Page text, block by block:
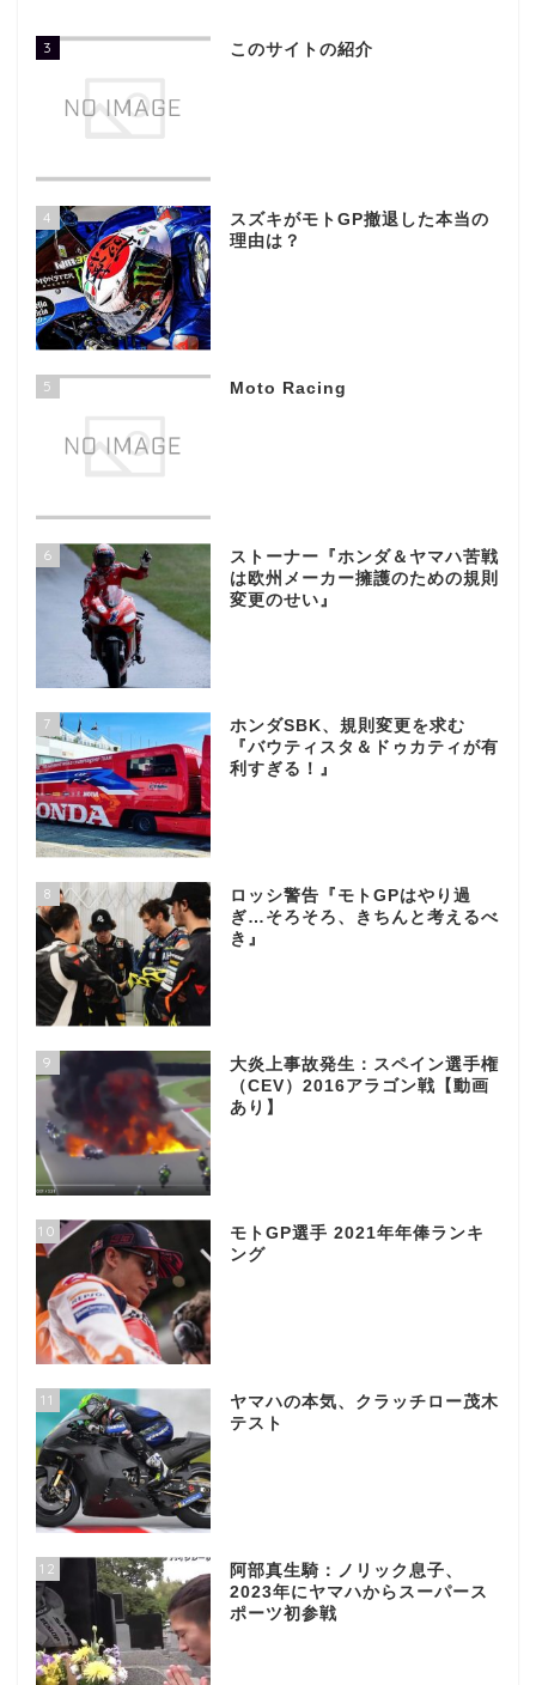
3 このサイトの紹介
4
スズキがモトGP撤退した本当の
理由は？
5 Moto Racing
6
ストーナー『ホンダ＆ヤマハ苦戦
は欧州メーカー擁護のための規則
変更のせい』
7
ホンダSBK、規則変更を求む
『バウティスタ＆ドゥカティが有
利すぎる！』
8
ロッシ警告『モトGPはやり過
ぎ…そろそろ、きちんと考えるべ
き』
9
大炎上事故発生：スペイン選手権
（CEV）2016アラゴン戦【動画
あり】
10
モトGP選手 2021年年俸ランキ
ング
11
ヤマハの本気、クラッチロー茂木
テスト
12
阿部真生騎：ノリック息子、
2023年にヤマハからスーパース
ポーツ初参戦